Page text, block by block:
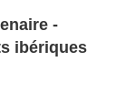
-
ibériques